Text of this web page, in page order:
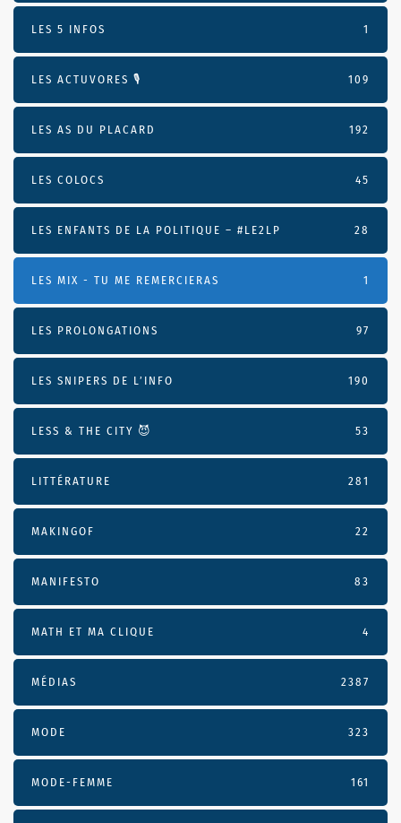
LES 5 INFOS 1
LES ACTUVORES 🎙 109
LES AS DU PLACARD 192
LES COLOCS 45
LES ENFANTS DE LA POLITIQUE – #LE2LP 28
LES MIX - TU ME REMERCIERAS 1
LES PROLONGATIONS 97
LES SNIPERS DE L’INFO 190
LESS & THE CITY 😈 53
LITTÉRATURE 281
MAKINGOF 22
MANIFESTO 83
MATH ET MA CLIQUE 4
MÉDIAS 2387
MODE 323
MODE-FEMME 161